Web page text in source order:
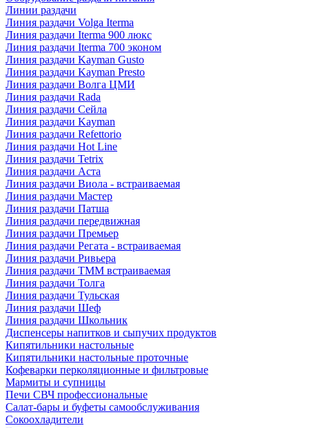
Линии раздачи
Линия раздачи Volga Iterma
Линия раздачи Iterma 900 люкс
Линия раздачи Iterma 700 эконом
Линия раздачи Kayman Gusto
Линия раздачи Kayman Presto
Линия раздачи Волга ЦМИ
Линия раздачи Rada
Линия раздачи Сейла
Линия раздачи Kayman
Линия раздачи Refettorio
Линия раздачи Hot Line
Линия раздачи Tetrix
Линия раздачи Аста
Линия раздачи Виола - встраиваемая
Линия раздачи Мастер
Линия раздачи Патша
Линия раздачи передвижная
Линия раздачи Премьер
Линия раздачи Регата - встраиваемая
Линия раздачи Ривьера
Линия раздачи ТММ встраиваемая
Линия раздачи Толга
Линия раздачи Тульская
Линия раздачи Шеф
Линия раздачи Школьник
Диспенсеры напитков и сыпучих продуктов
Кипятильники настольные
Кипятильники настольные проточные
Кофеварки перколяционные и фильтровые
Мармиты и супницы
Печи СВЧ профессиональные
Салат-бары и буфеты самообслуживания
Сокоохладители